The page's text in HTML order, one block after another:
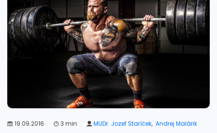
#správne sedenie pri počítači #správne sedenie za počítačom
#chrbtica krčná
#tejpovanie chrbta #zakrivenie chrbtice
#chrbtica a srdce #bolesti krížovej chrbtice #krivá chrbtica
#bolesť krížovej chrbtice #krížová chrbtica
19.09.2016 3 min MUDr. Jozef Staríček, Andrej Malárik